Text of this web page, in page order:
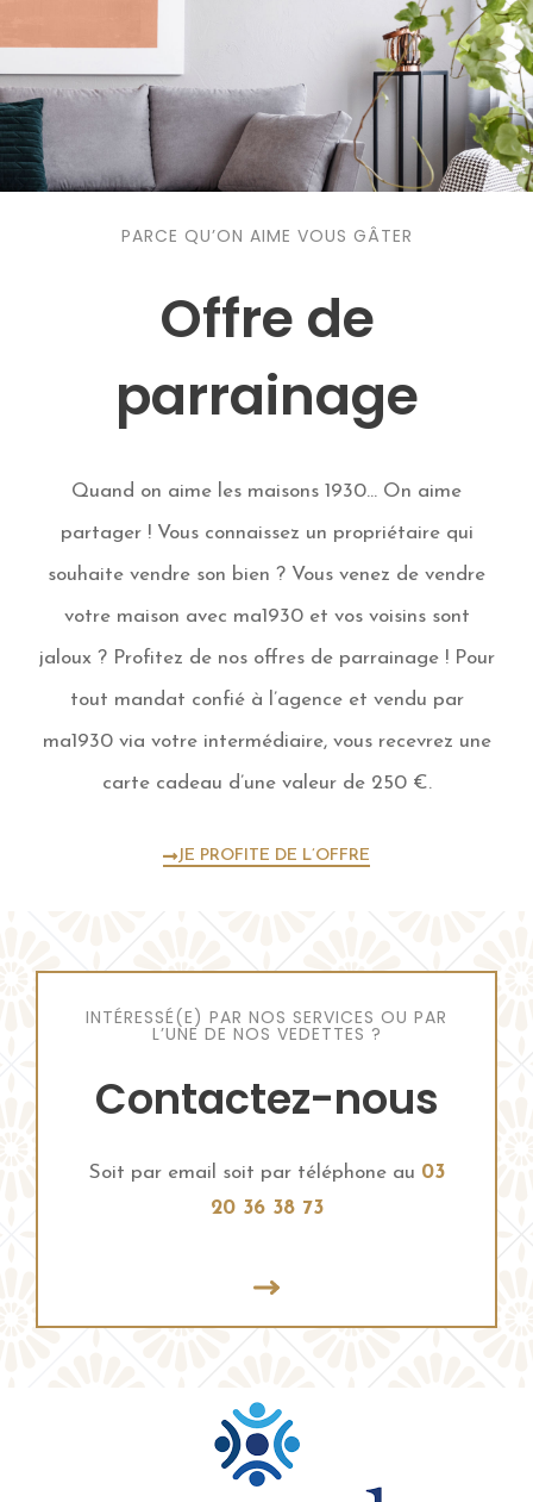
PARCE QU’ON AIME VOUS GÂTER
Offre de
parrainage
Quand on aime les maisons 1930… On aime
partager ! Vous connaissez un propriétaire qui
souhaite vendre son bien ? Vous venez de vendre
votre maison avec ma1930 et vos voisins sont
jaloux ? Profitez de nos offres de parrainage ! Pour
tout mandat confié à l’agence et vendu par
ma1930 via votre intermédiaire, vous recevrez une
carte cadeau d’une valeur de 250 €.
JE PROFITE DE L’OFFRE
INTÉRESSÉ(E) PAR NOS SERVICES OU PAR
L’UNE DE NOS VEDETTES ?
Contactez-nous
Soit par email soit par téléphone au 03
20 36 38 73